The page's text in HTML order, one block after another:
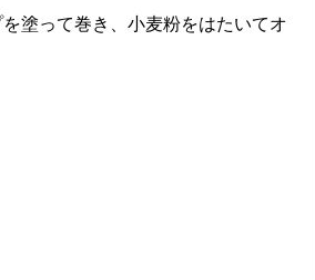
塗って巻き、小麦粉をはたいてオ